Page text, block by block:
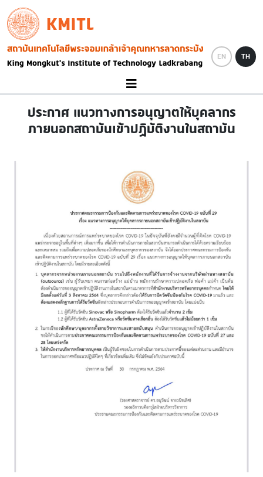
Skip to main content
KMITL
Image
EN TH
ประกาศ แนวทางการอนุญาตให้บุคลากร
ภายนอกสถาบันเข้าปฏิบัติงานในสถาบัน